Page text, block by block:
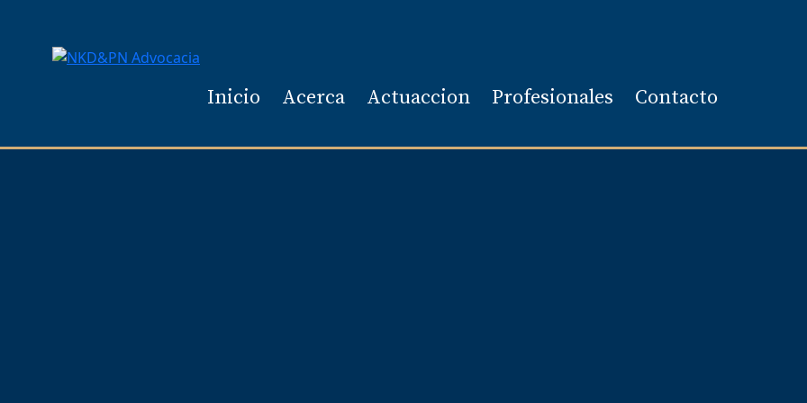
Inicio Acerca Actuaccion Profesionales Contacto